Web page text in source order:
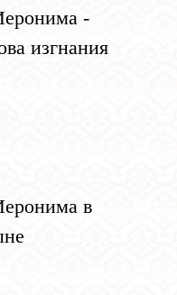
-
изгнания
в